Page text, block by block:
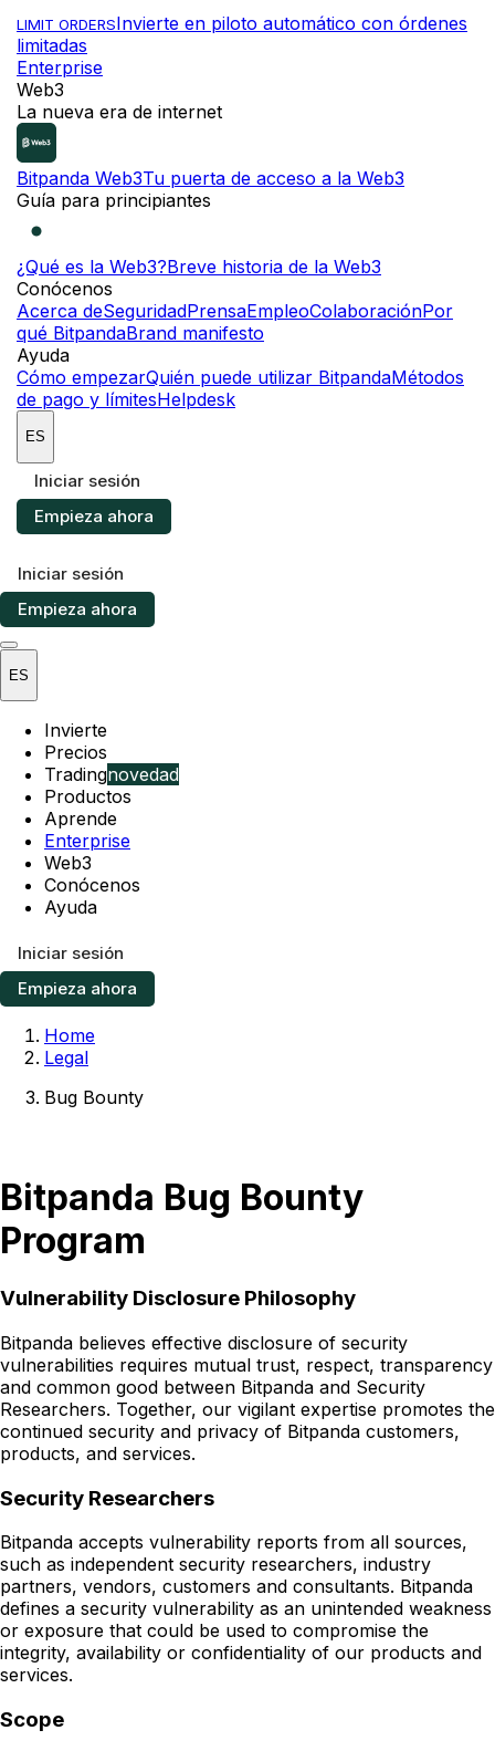
LIMIT ORDERSInvierte en piloto automático con órdenes
limitadas
Enterprise
Web3
La nueva era de internet
Bitpanda Web3Tu puerta de acceso a la Web3
Guía para principiantes
¿Qué es la Web3?Breve historia de la Web3
Conócenos
Acerca deSeguridadPrensaEmpleoColaboraciónPor
qué BitpandaBrand manifesto
Ayuda
Cómo empezarQuién puede utilizar BitpandaMétodos
de pago y límitesHelpdesk
ES
Iniciar sesión
Empieza ahora
Iniciar sesión
Empieza ahora
ES
Invierte
Precios
Tradingnovedad
Productos
Aprende
Enterprise
Web3
Conócenos
Ayuda
Iniciar sesión
Empieza ahora
Home
Legal
Bug Bounty
Bitpanda Bug Bounty
Program
Vulnerability Disclosure Philosophy
Bitpanda believes effective disclosure of security
vulnerabilities requires mutual trust, respect, transparency
and common good between Bitpanda and Security
Researchers. Together, our vigilant expertise promotes the
continued security and privacy of Bitpanda customers,
products, and services.
Security Researchers
Bitpanda accepts vulnerability reports from all sources,
such as independent security researchers, industry
partners, vendors, customers and consultants. Bitpanda
defines a security vulnerability as an unintended weakness
or exposure that could be used to compromise the
integrity, availability or confidentiality of our products and
services.
Scope